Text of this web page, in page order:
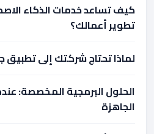
كيف تساعد خدمات الذكاء
تطوير أعمالك؟
لماذا تحتاج شركتك إلى تطبيق
الحلول البرمجية المخصصة:
الجاهزة